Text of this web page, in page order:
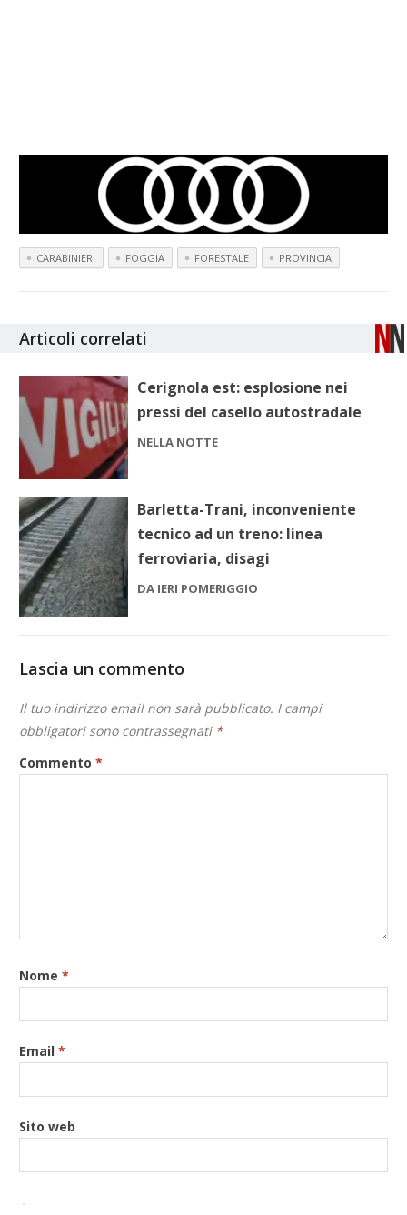
CARABINIERI FOGGIA FORESTALE PROVINCIA
Articoli correlati
Cerignola est: esplosione nei
pressi del casello autostradale
NELLA NOTTE
Barletta-Trani, inconveniente
tecnico ad un treno: linea
ferroviaria, disagi
DA IERI POMERIGGIO
Lascia un commento
Il tuo indirizzo email non sarà pubblicato. I campi
obbligatori sono contrassegnati *
Commento*
Nome*
Email*
Sito web